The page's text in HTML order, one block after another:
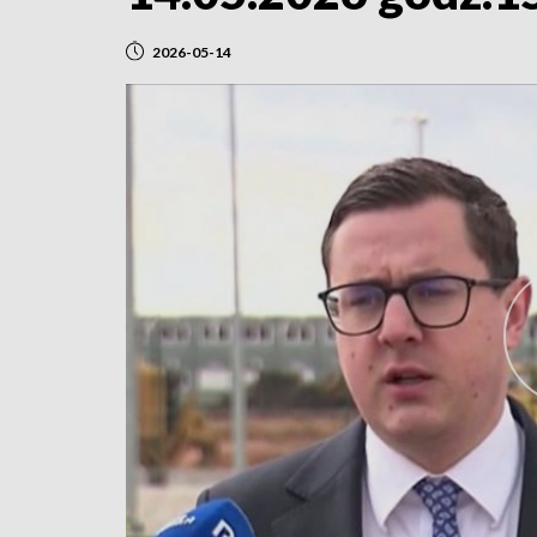
2026-05-14